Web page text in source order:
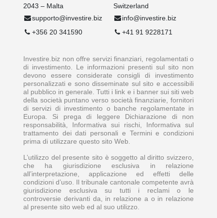
2043 – Malta
supporto@investire.biz
+356 20 341590
Switzerland
info@investire.biz
+41 91 9228171
Investire.biz non offre servizi finanziari, regolamentati o
di investimento. Le informazioni presenti sul sito non
devono essere considerate consigli di investimento
personalizzati e sono disseminate sul sito e accessibili
al pubblico in generale. Tutti i link e i banner sui siti web
della società puntano verso società finanziarie, fornitori
di servizi di investimento o banche regolamentate in
Europa. Si prega di leggere Dichiarazione di non
responsabilità, Informativa sui rischi, Informativa sul
trattamento dei dati personali e Termini e condizioni
prima di utilizzare questo sito Web.
L’utilizzo del presente sito è soggetto al diritto svizzero,
che ha giurisdizione esclusiva in relazione
all’interpretazione, applicazione ed effetti delle
condizioni d’uso. Il tribunale cantonale competente avrà
giurisdizione esclusiva su tutti i reclami o le
controversie derivanti da, in relazione a o in relazione
al presente sito web ed al suo utilizzo.